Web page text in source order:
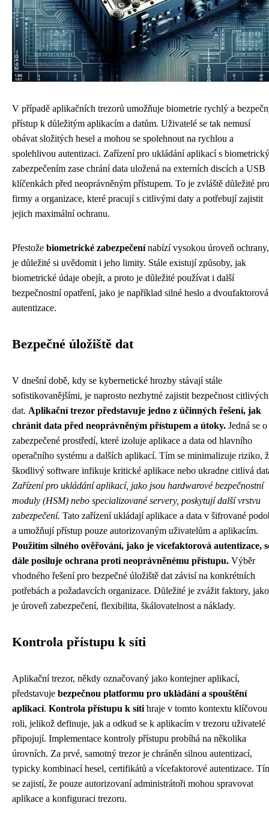
V případě aplikačních trezorů umožňuje biometrie rychlý a
přístup k důležitým aplikacím a datům. Uživatelé se tak nemusí
obávat složitých hesel a mohou se spolehnout na rychlou a
spolehlivou autentizaci. Zařízení pro ukládání aplikací s
zabezpečením zase chrání data uložená na externích discích a USB
klíčenkách před neoprávněným přístupem. To je zvláště důležité pro
firmy a organizace, které pracují s citlivými daty a potřebují zajistit
jejich maximální ochranu.
Přestože biometrické zabezpečenínabízí vysokou úroveň ochrany,
je důležité si uvědomit i jeho limity. Stále existují způsoby, jak
biometrické údaje obejít, a proto je důležité používat i další
bezpečnostní opatření, jako je například silné heslo a dvoufaktorová
autentizace.
Bezpečné úložiště dat
V dnešní době, kdy se kybernetické hrozby stávají stále
sofistikovanějšími, je naprosto nezbytné zajistit bezpečnost citlivých
dat. Aplikační trezor představuje jedno z účinných řešení, jak
chránit data před neoprávněným přístupem a útoky. Jedná se o
zabezpečené prostředí, které izoluje aplikace a data od hlavního
operačního systému a dalších aplikací. Tím se minimalizuje riziko,
škodlivý software infikuje kritické aplikace nebo ukradne citlivá
Zařízení pro ukládání aplikací, jako jsou hardwarové bezpečnostní
moduly (HSM) nebo specializované servery, poskytují další vrstvu
zabezpečení. Tato zařízení ukládají aplikace a data v šifrované
a umožňují přístup pouze autorizovaným uživatelům a aplikacím.
Použitím silného ověřování, jako je vícefaktorová autentizace,
dále posiluje ochrana proti neoprávněnému přístupu. Výběr
vhodného řešení pro bezpečné úložiště dat závisí na konkrétních
potřebách a požadavcích organizace. Důležité je zvážit faktory, jako
je úroveň zabezpečení, flexibilita, škálovatelnost a náklady.
Kontrola přístupu k síti
Aplikační trezor, někdy označovaný jako kontejner aplikací,
představuje bezpečnou platformu pro ukládání a spouštění
aplikací. Kontrola přístupu k síti hraje v tomto kontextu klíčovou
roli, jelikož definuje, jak a odkud se k aplikacím v trezoru uživatelé
připojují. Implementace kontroly přístupu probíhá na několika
úrovních. Za prvé, samotný trezor je chráněn silnou autentizací,
typicky kombinací hesel, certifikátů a vícefaktorové autentizace.
se zajistí, že pouze autorizovaní administrátoři mohou spravovat
aplikace a konfiguraci trezoru.